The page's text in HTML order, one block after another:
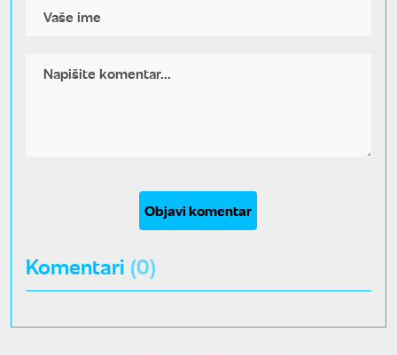
Objavi komentar
Komentari (0)